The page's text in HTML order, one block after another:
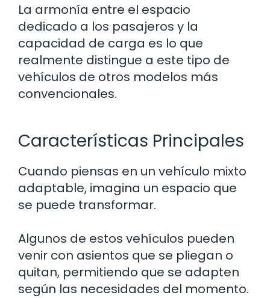
La armonía entre el espacio
dedicado a los pasajeros y la
capacidad de carga es lo que
realmente distingue a este tipo de
vehículos de otros modelos más
convencionales.
Características Principales
Cuando piensas en un vehículo mixto
adaptable, imagina un espacio que
se puede transformar.
Algunos de estos vehículos pueden
venir con asientos que se pliegan o
quitan, permitiendo que se adapten
según las necesidades del momento.